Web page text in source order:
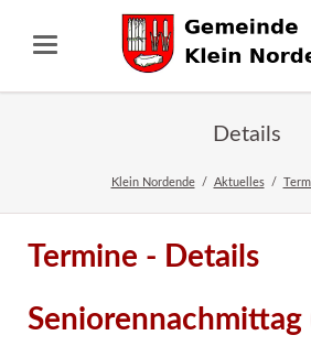
Details
Klein Nordende Aktuelles
Termine - Details
Seniorennachmittag